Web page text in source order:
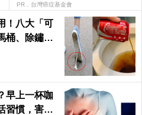
PR．台灣癌症基金會
！八大「可
桶、除鏽效
早上一杯咖
習慣，害你